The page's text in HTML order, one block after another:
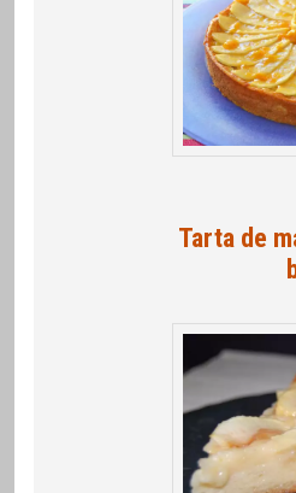
Tarta de